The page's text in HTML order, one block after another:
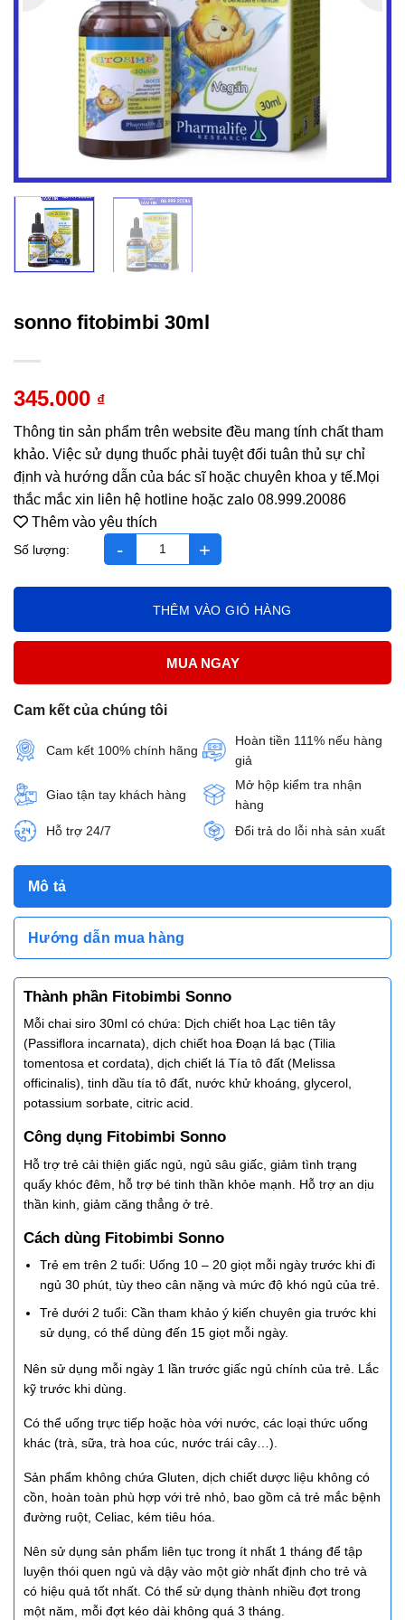
sonno fitobimbi 30ml
345.000 ₫
sonno fitobimbi 30ml số lượng
THÊM VÀO GIỎ HÀNG
MUA NGAY
Thông tin sản phẩm trên website đều mang tính chất tham
khảo. Việc sử dụng thuốc phải tuyệt đối tuân thủ sự chỉ
định và hướng dẫn của bác sĩ hoặc chuyên khoa y tế.Mọi
thắc mắc xin liên hệ hotline hoặc zalo 08.999.20086
Cam kết của chúng tôi
Cam kết 100% chính hãng
Hoàn tiền 111% nếu hàng
giả
Giao tận tay khách hàng
Mở hộp kiểm tra nhận
hàng
Hỗ trợ 24/7
Đổi trả do lỗi nhà sản xuất
Thêm vào yêu thích
Mô tả
Hướng dẫn mua hàng
Thành phần Fitobimbi Sonno
Mỗi chai siro 30ml có chứa: Dịch chiết hoa Lạc tiên tây
(Passiflora incarnata), dịch chiết hoa Đoạn lá bạc (Tilia
tomentosa et cordata), dịch chiết lá Tía tô đất (Melissa
officinalis), tinh dầu tía tô đất, nước khử khoáng, glycerol,
potassium sorbate, citric acid.
Công dụng Fitobimbi Sonno
Hỗ trợ trẻ cải thiện giấc ngủ, ngủ sâu giấc, giảm tình trạng
quấy khóc đêm, hỗ trợ bé tinh thần khỏe mạnh. Hỗ trợ an dịu
thần kinh, giảm căng thẳng ở trẻ.
Cách dùng Fitobimbi Sonno
Trẻ em trên 2 tuổi: Uống 10 – 20 giọt mỗi ngày trước khi đi
ngủ 30 phút, tùy theo cân nặng và mức độ khó ngủ của trẻ.
Trẻ dưới 2 tuổi: Cần tham khảo ý kiến chuyên gia trước khi
sử dụng, có thể dùng đến 15 giọt mỗi ngày.
Nên sử dụng mỗi ngày 1 lần trước giấc ngủ chính của trẻ. Lắc
kỹ trước khi dùng.
Có thể uống trực tiếp hoặc hòa với nước, các loại thức uống
khác (trà, sữa, trà hoa cúc, nước trái cây…).
Sản phẩm không chứa Gluten, dịch chiết dược liệu không có
cồn, hoàn toàn phù hợp với trẻ nhỏ, bao gồm cả trẻ mắc bệnh
đường ruột, Celiac, kém tiêu hóa.
Nên sử dụng sản phẩm liên tục trong ít nhất 1 tháng để tập
luyện thói quen ngủ và dậy vào một giờ nhất định cho trẻ và
có hiệu quả tốt nhất. Có thể sử dụng thành nhiều đợt trong
một năm, mỗi đợt kéo dài không quá 3 tháng.